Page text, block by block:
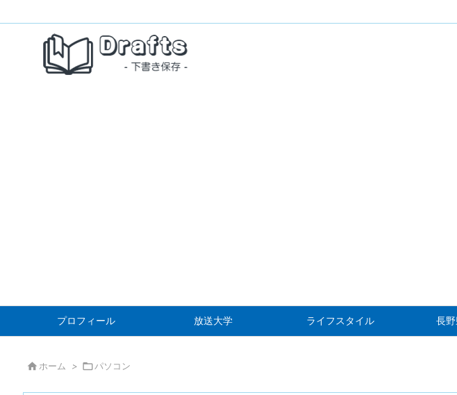
プロフィール 放送大学 ライフスタイル 長
 ホーム > パソコン